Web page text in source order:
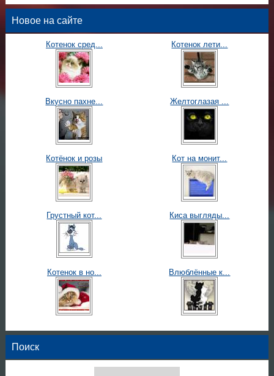
Новое на сайте
Котенок сред... Котенок лети...
Вкусно пахне... Желтоглазая ...
Котёнок и розы Кот на монит...
Грустный кот... Киса выгляды...
Котенок в но... Влюблённые к...
Поиск